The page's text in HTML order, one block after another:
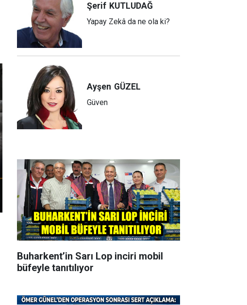
Şerif KUTLUDAĞ
Yapay Zekâ da ne ola ki?
Ayşen GÜZEL
Güven
Buharkent’in Sarı Lop inciri mobil
büfeyle tanıtılıyor